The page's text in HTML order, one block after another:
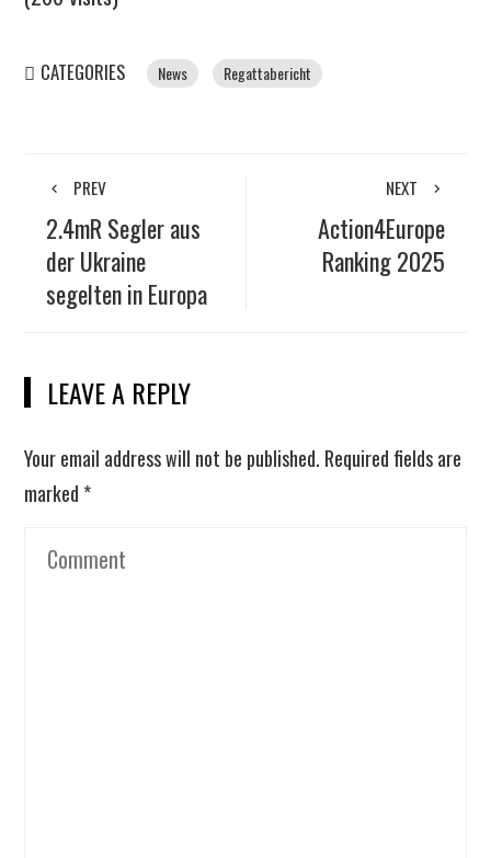
CATEGORIES News Regattabericht
PREV
2.4mR Segler aus
der Ukraine
segelten in Europa
NEXT
Action4Europe
Ranking 2025
LEAVE A REPLY
Your email address will not be published. Required fields are
marked *